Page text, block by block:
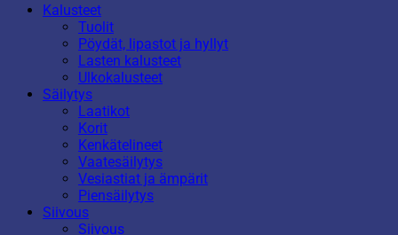
Kalusteet
Tuolit
Pöydät, lipastot ja hyllyt
Lasten kalusteet
Ulkokalusteet
Säilytys
Laatikot
Korit
Kenkätelineet
Vaatesäilytys
Vesiastiat ja ämpärit
Piensäilytys
Siivous
Siivous